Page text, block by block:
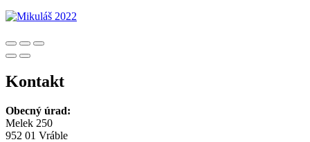
Kontakt
Obecný úrad:
Melek 250
952 01 Vráble